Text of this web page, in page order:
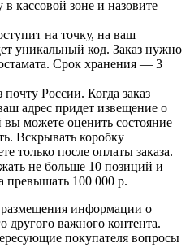
в кассовой зоне и назовите
на точку, на ваш
уникальный код. Заказ нужно
Срок хранения — 3
почту России. Когда заказ
адрес придет извещение о
можете оценить состояние
Вскрывать коробку
только после оплаты заказа.
не больше 10 позиций и
превышать 100 000 р.
размещения информации о
другого важного контента.
покупателя вопросы